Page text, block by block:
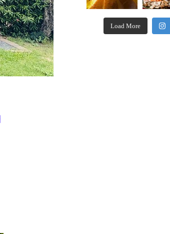
Load More